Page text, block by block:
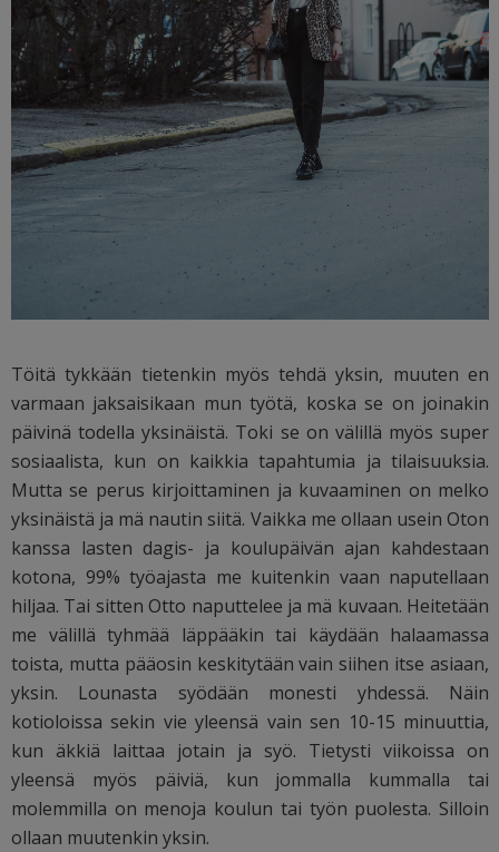
Töitä tykkään tietenkin myös tehdä yksin, muuten en
varmaan jaksaisikaan mun työtä, koska se on joinakin
päivinä todella yksinäistä. Toki se on välillä myös super
sosiaalista, kun on kaikkia tapahtumia ja tilaisuuksia.
Mutta se perus kirjoittaminen ja kuvaaminen on melko
yksinäistä ja mä nautin siitä. Vaikka me ollaan usein Oton
kanssa lasten dagis- ja koulupäivän ajan kahdestaan
kotona, 99% työajasta me kuitenkin vaan naputellaan
hiljaa. Tai sitten Otto naputtelee ja mä kuvaan. Heitetään
me välillä tyhmää läppääkin tai käydään halaamassa
toista, mutta pääosin keskitytään vain siihen itse asiaan,
yksin. Lounasta syödään monesti yhdessä. Näin
kotioloissa sekin vie yleensä vain sen 10-15 minuuttia,
kun äkkiä laittaa jotain ja syö. Tietysti viikoissa on
yleensä myös päiviä, kun jommalla kummalla tai
molemmilla on menoja koulun tai työn puolesta. Silloin
ollaan muutenkin yksin.